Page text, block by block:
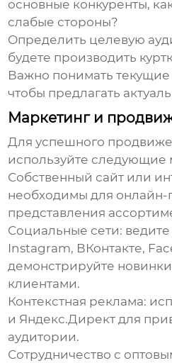
основные конкуренты,
слабые стороны?
Определить целевую
будете производить
Важно понимать
чтобы предлагать
Маркетинг и
Для успешного
используйте следующие
Собственный сайт или
необходимы для онлайн-
представления
Социальные сети:
Instagram, ВКонтакте,
демонстрируйте
клиентами.
Контекстная реклама:
и Яндекс.Директ для
аудитории.
Сотрудничество с